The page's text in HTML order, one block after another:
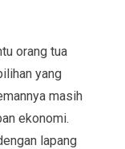
orang tua
yang
masih
ekonomi.
lapang